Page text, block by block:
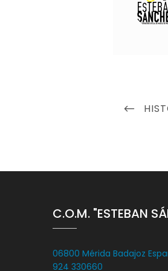
C.O.M. "ESTEBAN
06800 Mérida Badajoz
924 330660